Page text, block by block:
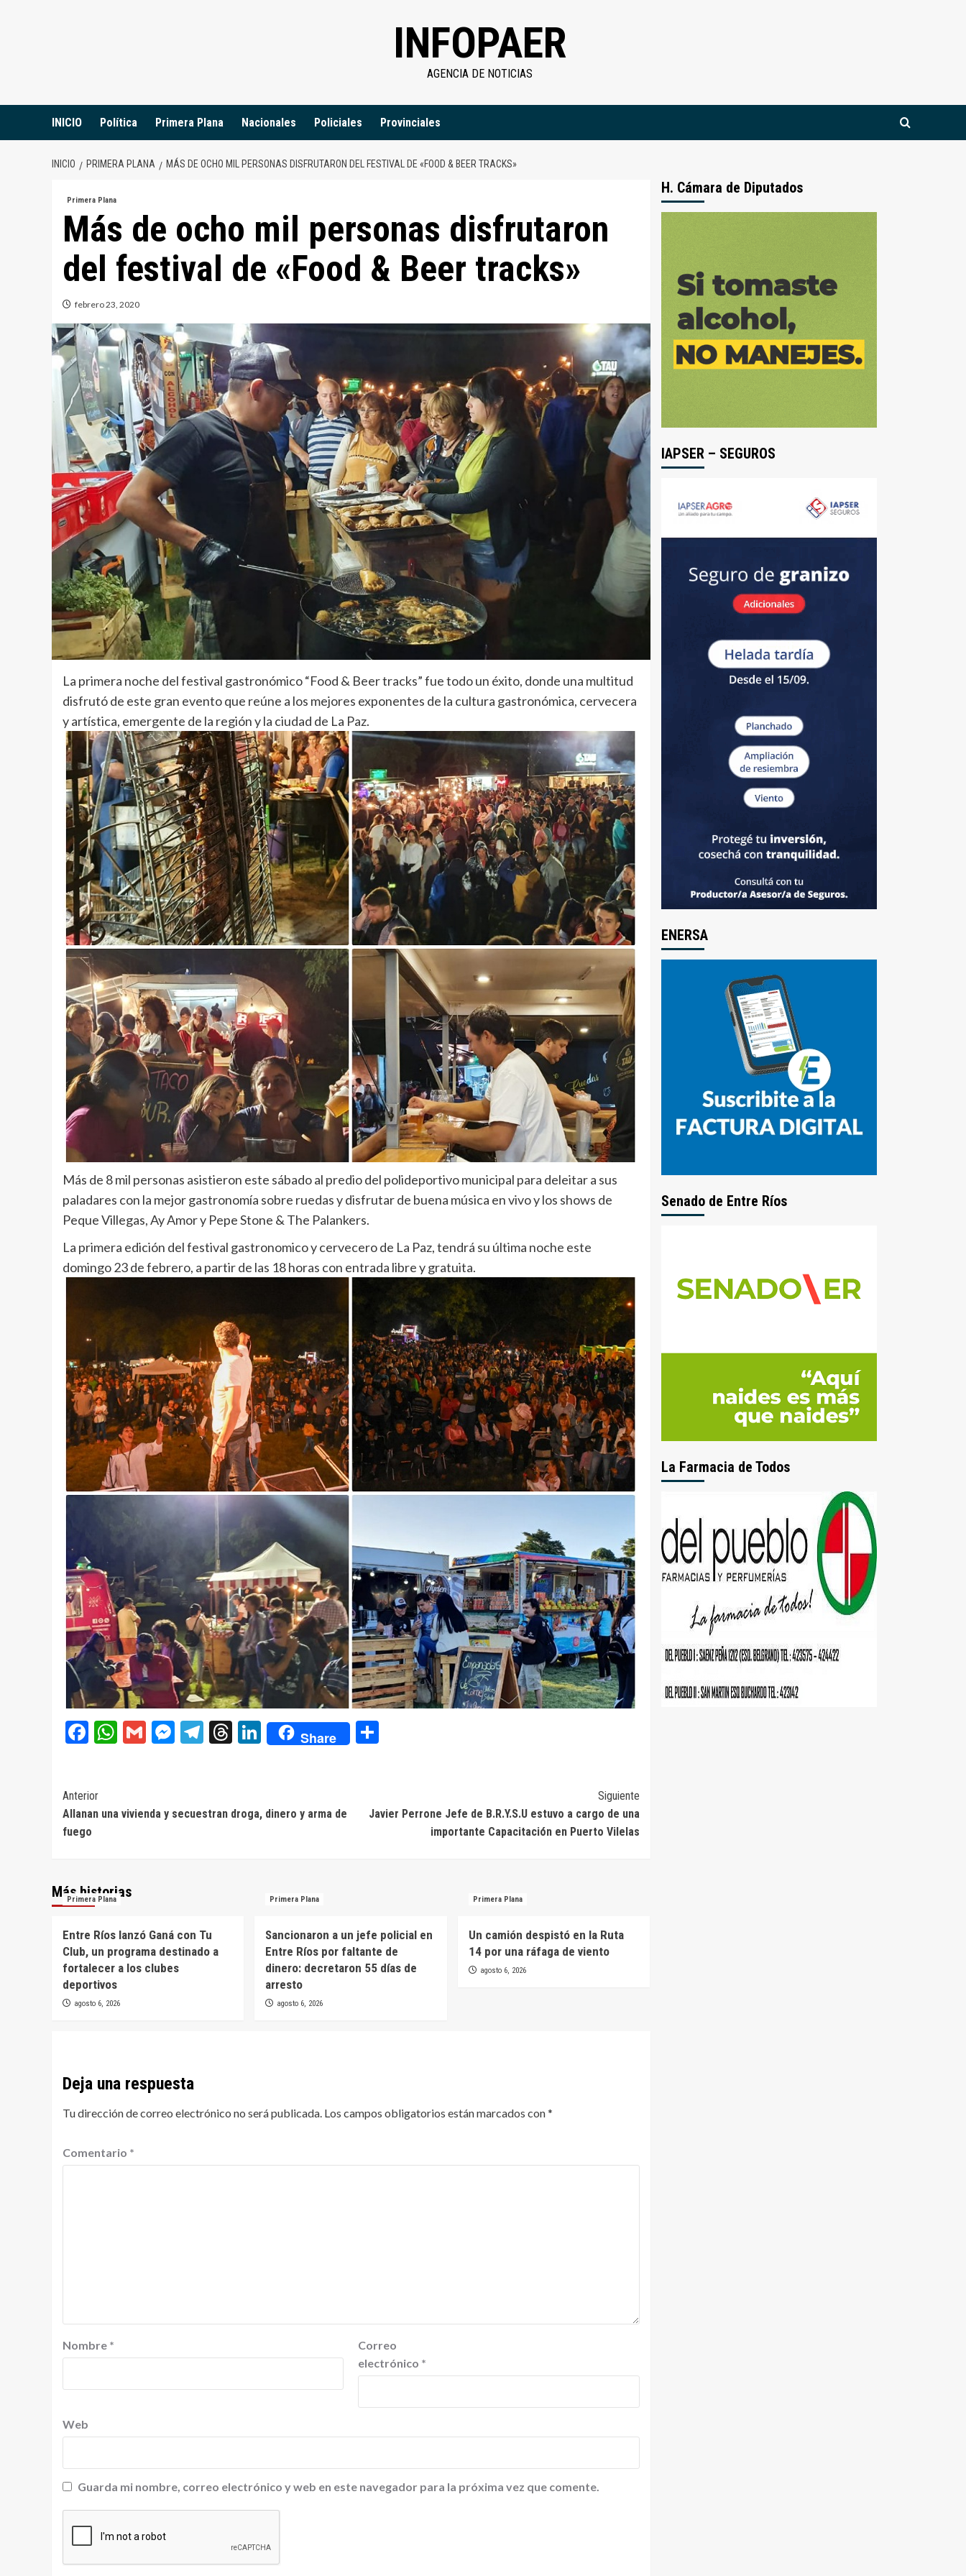
INFOPAER
AGENCIA DE NOTICIAS
INICIO Política Primera Plana Nacionales Policiales Provinciales
INICIO PRIMERA PLANA MÁS DE OCHO MIL PERSONAS DISFRUTARON DEL FESTIVAL DE «FOOD & BEER TRACKS»
Primera Plana
Más de ocho mil personas disfrutaron
del festival de «Food & Beer tracks»
febrero 23, 2020
La primera noche del festival gastronómico “Food & Beer tracks” fue todo un éxito, donde una multitud
disfrutó de este gran evento que reúne a los mejores exponentes de la cultura gastronómica, cervecera
y artística, emergente de la región y la ciudad de La Paz.
Más de 8 mil personas asistieron este sábado al predio del polideportivo municipal para deleitar a sus
paladares con la mejor gastronomía sobre ruedas y disfrutar de buena música en vivo y los shows de
Peque Villegas, Ay Amor y Pepe Stone & The Palankers.
La primera edición del festival gastronomico y cervecero de La Paz, tendrá su última noche este
domingo 23 de febrero, a partir de las 18 horas con entrada libre y gratuita.
Facebook
WhatsApp
GmailMessenger
Telegram
Threads
LinkedIn
Share
Navegación
de
entradas
Anterior
Allanan una vivienda y secuestran droga, dinero y arma de
fuego
Siguiente
Javier Perrone Jefe de B.R.Y.S.U estuvo a cargo de una
importante Capacitación en Puerto Vilelas
Más historias
Primera Plana
Entre Ríos lanzó Ganá con Tu
Club, un programa destinado a
fortalecer a los clubes
deportivos
agosto 6, 2026
Primera Plana
Sancionaron a un jefe policial en
Entre Ríos por faltante de
dinero: decretaron 55 días de
arresto
agosto 6, 2026
Primera Plana
Un camión despistó en la Ruta
14 por una ráfaga de viento
agosto 6, 2026
Deja una respuesta
Tu dirección de correo electrónico no será publicada. Los campos obligatorios están marcados con*
Comentario *
Nombre *
Correo
electrónico *
Web
Guarda mi nombre, correo electrónico y web en este navegador para la próxima vez que comente.
H. Cámara de Diputados
IAPSER – SEGUROS
ENERSA
Senado de Entre Ríos
La Farmacia de Todos